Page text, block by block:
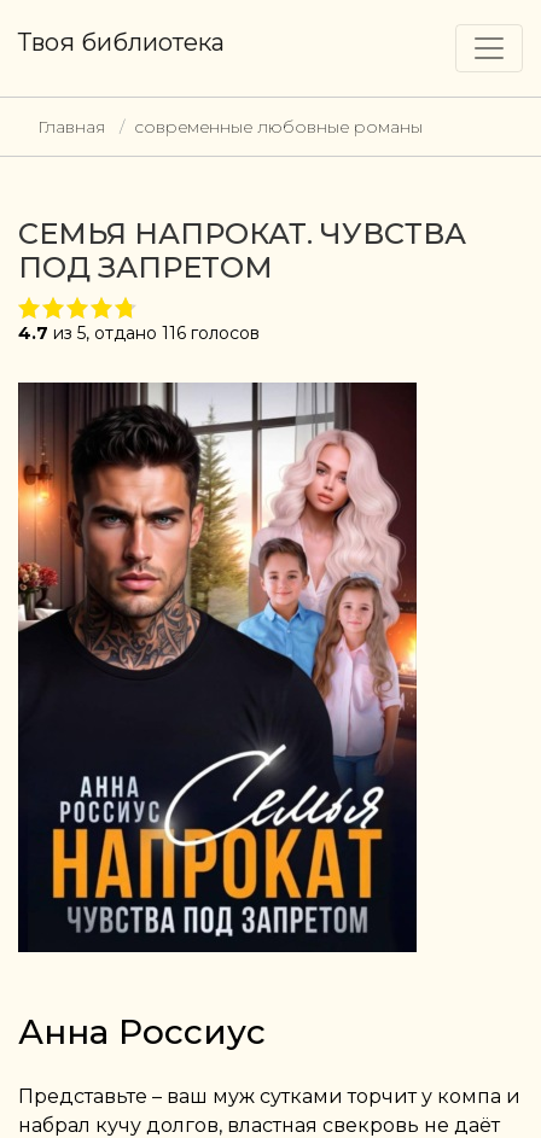
Твоя библиотека
Главная современные любовные романы
СЕМЬЯ НАПРОКАТ. ЧУВСТВА
ПОД ЗАПРЕТОМ
4.7 из 5, отдано 116 голосов
Анна Россиус
Представьте – ваш муж сутками торчит у компа и
набрал кучу долгов, властная свекровь не даёт